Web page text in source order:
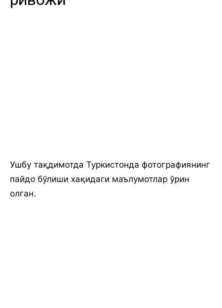
Ушбу тақдимотда Туркистонда фотографиянинг
пайдо бўлиши хақидаги маълумотлар ўрин
олган.